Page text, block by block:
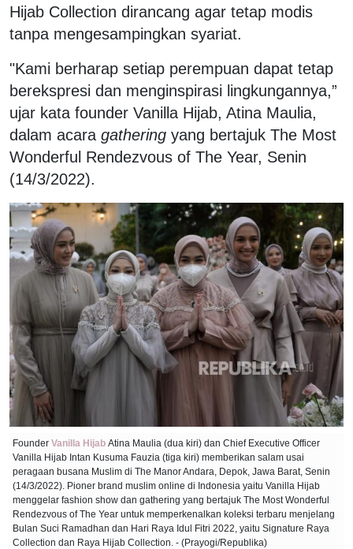
Hijab Collection dirancang agar tetap modis
tanpa mengesampingkan syariat.
"Kami berharap setiap perempuan dapat tetap
berekspresi dan menginspirasi lingkungannya,”
ujar kata founder Vanilla Hijab, Atina Maulia,
dalam acara gathering yang bertajuk The Most
Wonderful Rendezvous of The Year, Senin
(14/3/2022).
Founder Vanilla Hijab Atina Maulia (dua kiri) dan Chief Executive Officer
Vanilla Hijab Intan Kusuma Fauzia (tiga kiri) memberikan salam usai
peragaan busana Muslim di The Manor Andara, Depok, Jawa Barat, Senin
(14/3/2022). Pioner brand muslim online di Indonesia yaitu Vanilla Hijab
menggelar fashion show dan gathering yang bertajuk The Most Wonderful
Rendezvous of The Year untuk memperkenalkan koleksi terbaru menjelang
Bulan Suci Ramadhan dan Hari Raya Idul Fitri 2022, yaitu Signature Raya
Collection dan Raya Hijab Collection. - (Prayogi/Republika)